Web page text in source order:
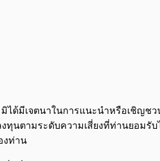
ด้มีเจตนาในการแนะนำหรือเชิญช
นตามระดับความเสี่ยงที่ท่านยอมรับไ
งท่าน